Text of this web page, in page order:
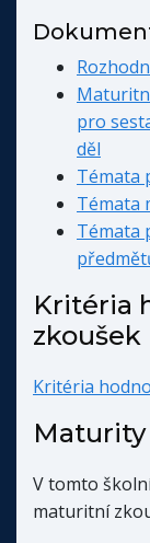
pro
děl
Témata
Témata
Témata
Kritéria
zkoušek
Kritéria
Maturity
V tomto
maturitní